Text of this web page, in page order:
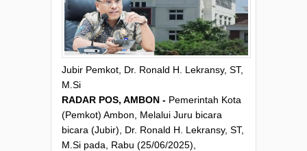
Jubir Pemkot, Dr. Ronald H. Lekransy, ST,
M.Si
RADAR POS, AMBON - Pemerintah Kota
(Pemkot) Ambon, Melalui Juru bicara
bicara (Jubir), Dr. Ronald H. Lekransy, ST,
M.Si pada, Rabu (25/06/2025),